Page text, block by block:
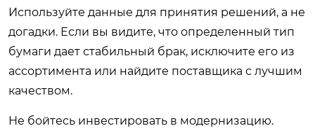
Используйте данные для принятия решений, а не
догадки. Если вы видите, что определенный тип
бумаги дает стабильный брак, исключите его из
ассортимента или найдите поставщика с лучшим
качеством.
Не бойтесь инвестировать в модернизацию.